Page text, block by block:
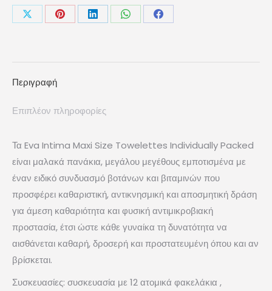
12τμχ
ποσότητα
Share Share Share Share Share
Περιγραφή
Επιπλέον πληροφορίες
Τα Eva Intima Maxi Size Towelettes Individually Packed
είναι μαλακά πανάκια, μεγάλου μεγέθους εμποτισμένα με
έναν ειδικό συνδυασμό βοτάνων και βιταμινών που
προσφέρει καθαριστική, αντικνησμική και αποσμητική δράση
για άμεση καθαριότητα και φυσική αντιμικροβιακή
προστασία, έτσι ώστε κάθε γυναίκα τη δυνατότητα να
αισθάνεται καθαρή, δροσερή και προστατευμένη όπου και αν
βρίσκεται.
Συσκευασίες: συσκευασία με 12 ατομικά φακελάκια ,